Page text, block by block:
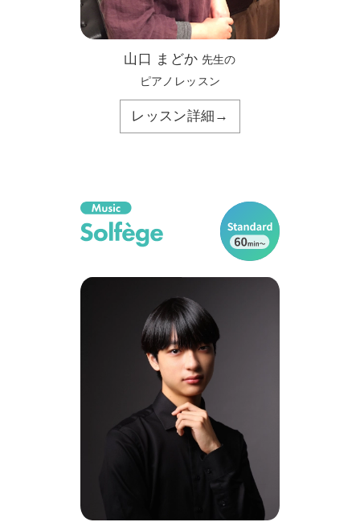
山口 まどか 先生の
ピアノレッスン
レッスン詳細→